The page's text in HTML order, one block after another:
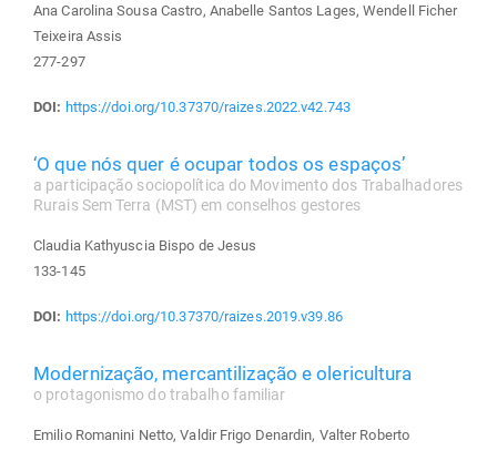
Ana Carolina Sousa Castro, Anabelle Santos Lages, Wendell Ficher
Teixeira Assis
277-297
DOI: https://doi.org/10.37370/raizes.2022.v42.743
‘O que nós quer é ocupar todos os espaços’
a participação sociopolítica do Movimento dos Trabalhadores
Rurais Sem Terra (MST) em conselhos gestores
Claudia Kathyuscia Bispo de Jesus
133-145
DOI: https://doi.org/10.37370/raizes.2019.v39.86
Modernização, mercantilização e olericultura
o protagonismo do trabalho familiar
Emilio Romanini Netto, Valdir Frigo Denardin, Valter Roberto